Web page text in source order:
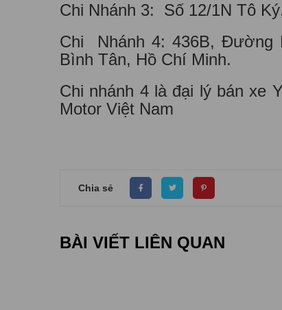
Chi Nhánh 3: Số 12/1N Tô
Chi Nhánh 4: 436B, Đường
Bình Tân, Hồ Chí Minh.
Chi nhánh 4 là đại lý bán xe
Motor Việt Nam
Chia sẻ
BÀI VIẾT LIÊN QUAN